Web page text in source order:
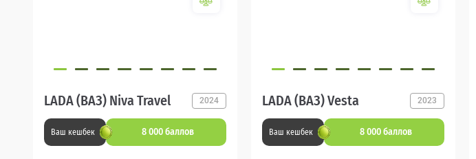
LADA (ВАЗ) Niva Travel 2024
Ваш кешбек 8 000 баллов
LADA (ВАЗ) Vesta 2023
Ваш кешбек 8 000 баллов